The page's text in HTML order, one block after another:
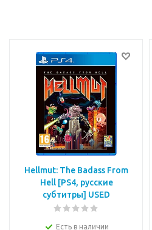
Hellmut: The Badass From
Hell [PS4, русские
субтитры] USED
Есть в наличии